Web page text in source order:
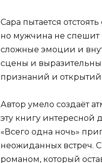
Сара пытается
но мужчина не спешит
сложные эмоции и
сцены и
признаний и
Автор умело создаёт
эту книгу интересной
«Всего одна ночь»
неожиданных встреч.
романом, который